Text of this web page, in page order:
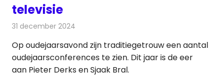
televisie
31 december 2024
Op oudejaarsavond zijn traditiegetrouw een aantal
oudejaarsconferences te zien. Dit jaar is de eer
aan Pieter Derks en Sjaak Bral.